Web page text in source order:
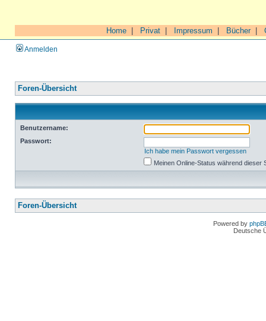
Home Privat Impressum Bücher|
Anmelden
Foren-Übersicht
Benutzername:
Passwort:
Ich habe mein Passwort vergessen
Meinen Online-Status während dieser
Foren-Übersicht
Powered by
Deutsche